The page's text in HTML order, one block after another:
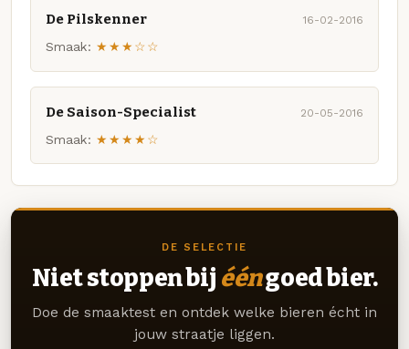
De Pilskenner 16-02-2016
Smaak: ★★★☆☆
De Saison-Specialist 20-05-2016
Smaak: ★★★★☆
DE SELECTIE
Niet stoppen bij ééngoed bier.
Doe de smaaktest en ontdek welke bieren écht in
jouw straatje liggen.